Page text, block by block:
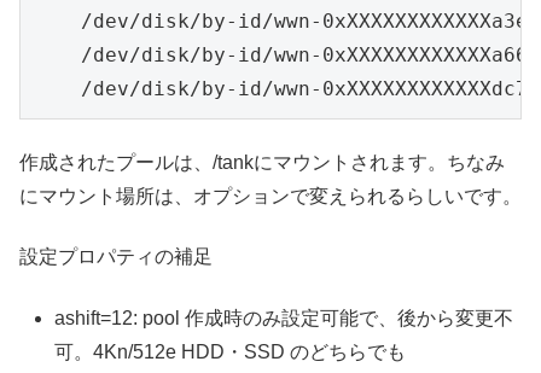
/dev/disk/by-id/wwn-
/dev/disk/by-id/wwn-
作成されたプールは、/tankにマウントされます。ちなみ
にマウント場所は、オプションで変えられるらしいです。
設定プロパティの補足
ashift=12: pool 作成時のみ設定可能で、後から変更不
可。4Kn/512e HDD・SSD のどちらでも